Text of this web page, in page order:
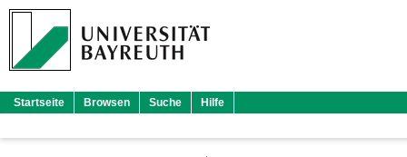
Startseite Browsen Suche Hilfe